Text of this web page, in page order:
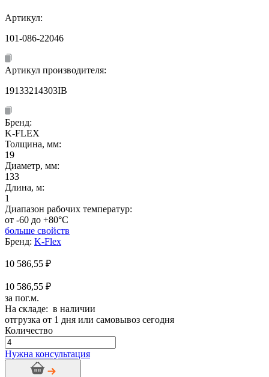
Артикул:
101-086-22046
Артикул производителя:
19133214303IB
Бренд:
K-FLEX
Толщина, мм:
19
Диаметр, мм:
133
Длина, м:
1
Диапазон рабочих температур:
от -60 до +80°C
больше свойств
Бренд: K-Flex
10 586,55 ₽
10 586,55 ₽
за пог.м.
На складе: в наличии
отгрузка от 1 дня или самовывоз сегодня
Количество
Количество
товара
Трубка
Нужна консультация